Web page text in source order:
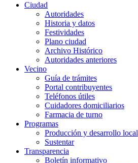
Ciudad
Autoridades
Historia y datos
Festividades
Plano ciudad
Archivo Histórico
Autoridades anteriores
Vecino
Guía de trámites
Portal contribuyentes
Teléfonos útiles
Cuidadores domiciliarios
Farmacia de turno
Programas
Producción y desarrollo local
Sustentar
Transparencia
Boletín informativo